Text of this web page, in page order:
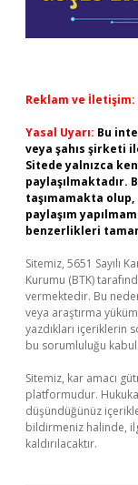
Reklam ve İletişim:
Yasal Uyarı: Bu
veya şahıs şirketi
Sitede yalnızca
paylaşılmaktadır.
taşımamakta
paylaşım
benzerlikleri
Sitemiz, 5651 Sayılı
Kurumu (BTK)
vermektedir. Bu
veya araştırma
yazdıkları içeriklerin
bu sorumluluğu kabul
Sitemiz, kar amacı
platformudur.
düşündüğünüz
bildirmeniz halinde,
kaldırılacaktır.